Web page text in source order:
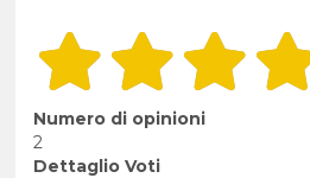
Numero di opinioni
2
Dettaglio Voti